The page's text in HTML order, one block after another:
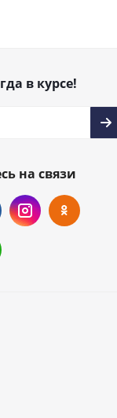
в курсе!
на связи